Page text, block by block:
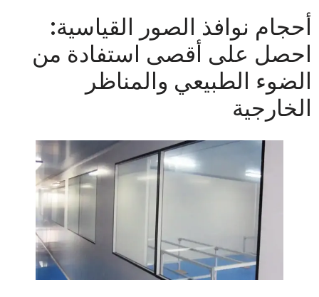
نوافذ الصور القياسية:
على أقصى استفادة من
الطبيعي والمناظر